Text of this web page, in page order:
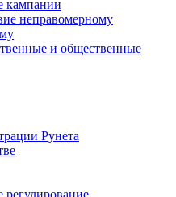
кампании
неправомерному
и общественные
Рунета